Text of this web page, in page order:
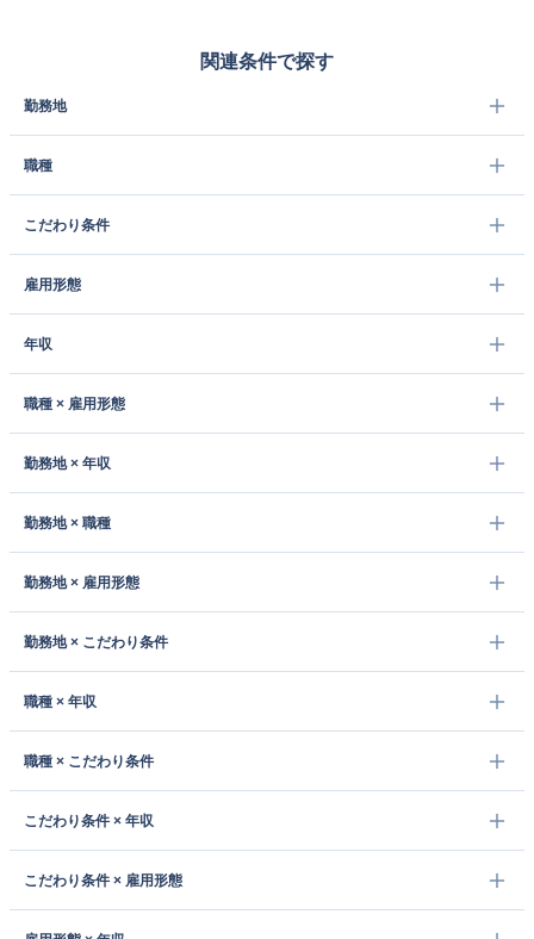
関連条件で探す
勤務地
職種
こだわり条件
雇用形態
年収
職種 × 雇用形態
勤務地 × 年収
勤務地 × 職種
勤務地 × 雇用形態
勤務地 × こだわり条件
職種 × 年収
職種 × こだわり条件
こだわり条件 × 年収
こだわり条件 × 雇用形態